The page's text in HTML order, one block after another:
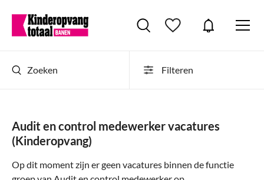
Zoeken Filteren
Audit en control medewerker vacatures
(Kinderopvang)
Op dit moment zijn er geen vacatures binnen de functie
By clicking “Accept All” you agree to the storage of cookies on your device to
improve website navigation, analyze website usage, and help us improve our
cookies, we only place the strictly necessary and analytical cookies. These do
not record any information about you as a person. You can indicate this under